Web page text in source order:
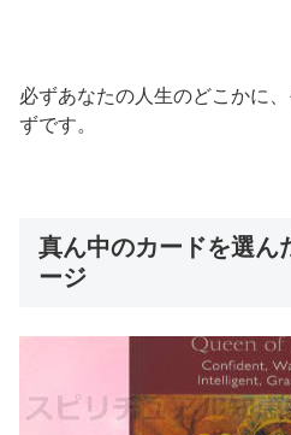
必ずあなたの人生のどこかに
ずです。
真ん中のカードを選ん
ージ